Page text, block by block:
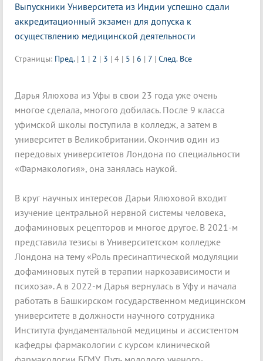
Выпускники Университета из Индии успешно сдали
аккредитационный экзамен для допуска к
осуществлению медицинской деятельности
Страницы: Пред. | 1 | 2 | 3 | 4 | 5 | 6 | 7 | След. Все
Дарья Ялюхова из Уфы в свои 23 года уже очень
многое сделала, многого добилась. После 9 класса
уфимской школы поступила в колледж, а затем в
университет в Великобритании. Окончив один из
передовых университетов Лондона по специальности
«Фармакология», она занялась наукой.
В круг научных интересов Дарьи Ялюховой входит
изучение центральной нервной системы человека,
дофаминовых рецепторов и многое другое. В 2021-м
представила тезисы в Университетском колледже
Лондона на тему «Роль пресинаптической модуляции
дофаминовых путей в терапии наркозависимости и
психоза». А в 2022-м Дарья вернулась в Уфу и начала
работать в Башкирском государственном медицинском
университете в должности научного сотрудника
Института фундаментальной медицины и ассистентом
кафедры фармакологии с курсом клинической